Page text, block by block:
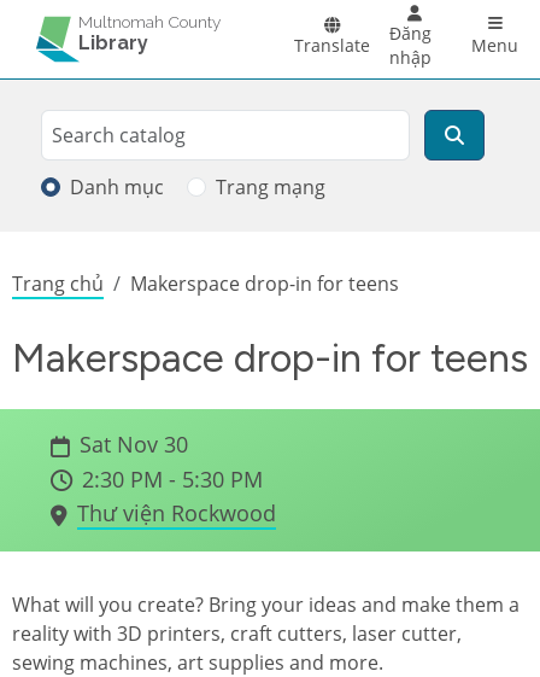
Skip to main content
Multnomah County
Library Translate
Đăng
nhập
Menu
Search
Tìm kiếm
Danh mục Trang mạng
Breadcrumb
Trang chủ Makerspace drop-in for teens
Makerspace drop-in for teens
Sat Nov 30
2:30 PM - 5:30 PM
Thư viện Rockwood
What will you create? Bring your ideas and make them a
reality with 3D printers, craft cutters, laser cutter,
sewing machines, art supplies and more.